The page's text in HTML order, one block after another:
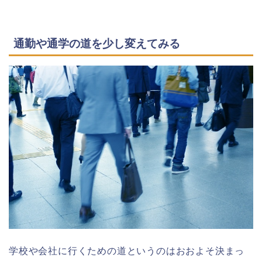
通勤や通学の道を少し変えてみる
学校や会社に行くための道というのはおおよそ決まっ